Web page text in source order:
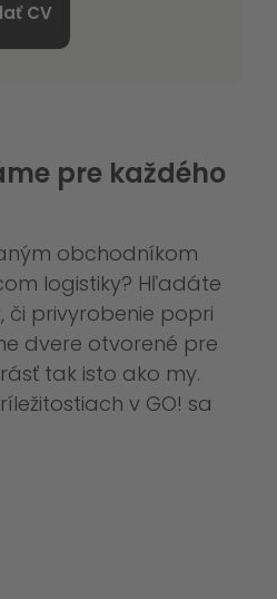
CV
pre každého
obchodníkom
logistiky? Hľadáte
či privyrobenie popri
dvere otvorené pre
tak isto ako my.
v GO! sa